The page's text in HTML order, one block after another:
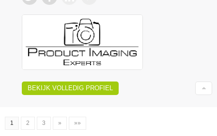
BEKIJK VOLLEDIG PROFIEL
1 2 3 » »»